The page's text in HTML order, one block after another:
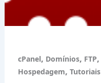
cPanel, Domínios, FTP,
Hospedagem, Tutoriais